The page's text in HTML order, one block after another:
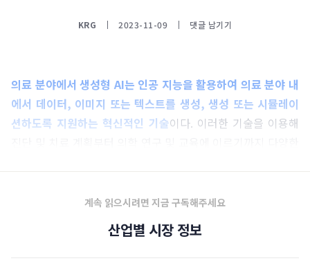
KRG 2023-11-09 댓글 남기기
의료 분야에서 생성형 AI는 인공 지능을 활용하여 의료 분야 내
에서 데이터, 이미지 또는 텍스트를 생성, 생성 또는 시뮬레이
션하도록 지원하는 혁신적인 기술이다. 이러한 기술을 이용해
계속 읽으시려면 지금 구독해주세요
산업별 시장 정보